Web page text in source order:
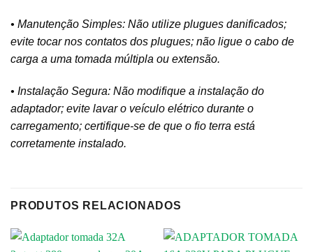
• Manutenção Simples: Não utilize plugues danificados;
evite tocar nos contatos dos plugues; não ligue o cabo de
carga a uma tomada múltipla ou extensão.
• Instalação Segura: Não modifique a instalação do
adaptador; evite lavar o veículo elétrico durante o
carregamento; certifique-se de que o fio terra está
corretamente instalado.
PRODUTOS RELACIONADOS